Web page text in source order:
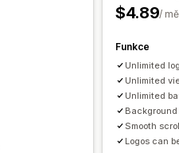
Stránky produktů
$4.89/
Funkce
Unlimited
Unlimited
Unlimited
Smooth
Logos can